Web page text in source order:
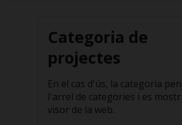
Categoria de
projectes
En el cas d'ús, la categoria
l'arrel de categories i es
visor de la web.